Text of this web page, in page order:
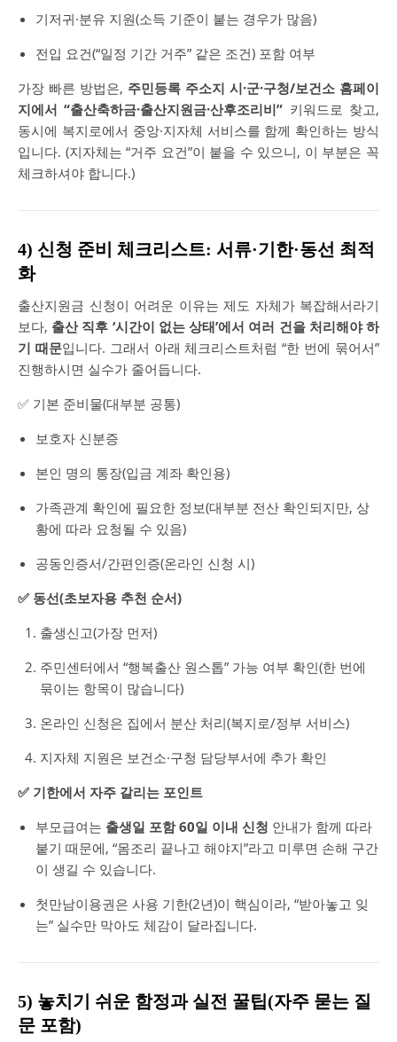
기저귀·분유 지원(소득 기준이 붙는 경우가 많음)
전입 요건(“일정 기간 거주” 같은 조건) 포함 여부
가장 빠른 방법은, 주민등록 주소지 시·군·구청/보건소 홈페이
지에서 “출산축하금·출산지원금·산후조리비” 키워드로 찾고,
동시에 복지로에서 중앙·지자체 서비스를 함께 확인하는 방식
입니다. (지자체는 “거주 요건”이 붙을 수 있으니, 이 부분은 꼭
체크하셔야 합니다.)
4) 신청 준비 체크리스트: 서류·기한·동선 최적
화
출산지원금 신청이 어려운 이유는 제도 자체가 복잡해서라기
보다, 출산 직후 ‘시간이 없는 상태’에서 여러 건을 처리해야 하
기 때문입니다. 그래서 아래 체크리스트처럼 “한 번에 묶어서”
진행하시면 실수가 줄어듭니다.
✅ 기본 준비물(대부분 공통)
보호자 신분증
본인 명의 통장(입금 계좌 확인용)
가족관계 확인에 필요한 정보(대부분 전산 확인되지만, 상
황에 따라 요청될 수 있음)
공동인증서/간편인증(온라인 신청 시)
✅ 동선(초보자용 추천 순서)
출생신고(가장 먼저)
주민센터에서 “행복출산 원스톱” 가능 여부 확인(한 번에
묶이는 항목이 많습니다)
온라인 신청은 집에서 분산 처리(복지로/정부 서비스)
지자체 지원은 보건소·구청 담당부서에 추가 확인
✅ 기한에서 자주 갈리는 포인트
부모급여는 출생일 포함 60일 이내 신청 안내가 함께 따라
붙기 때문에, “몸조리 끝나고 해야지”라고 미루면 손해 구간
이 생길 수 있습니다.
첫만남이용권은 사용 기한(2년)이 핵심이라, “받아놓고 잊
는” 실수만 막아도 체감이 달라집니다.
5) 놓치기 쉬운 함정과 실전 꿀팁(자주 묻는 질
문 포함)